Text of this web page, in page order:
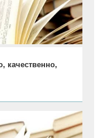
качественно,